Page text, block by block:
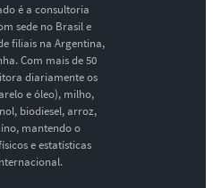
é a consultoria
sede no Brasil e
filiais na Argentina,
Com mais de 50
diariamente os
e óleo), milho,
biodiesel, arroz,
mantendo o
e estatísticas